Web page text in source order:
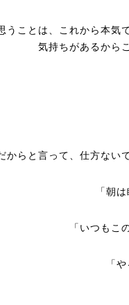
うことは、これから本気
気持ちがあるから
からと言って、仕方ない
「朝
「いつもこ
「